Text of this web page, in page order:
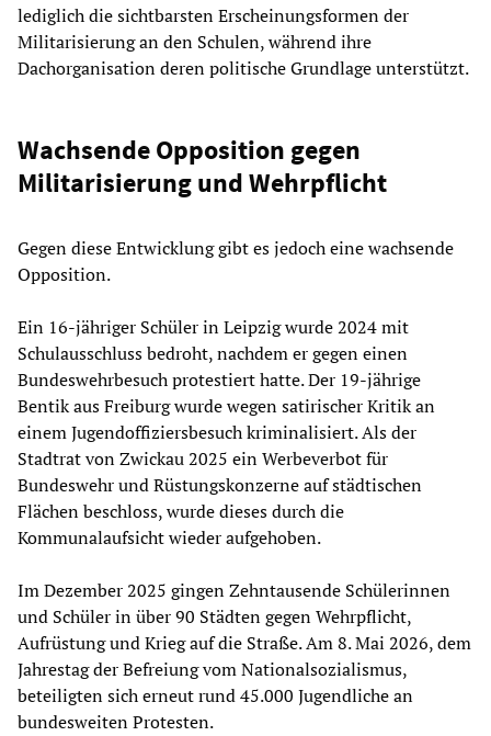
lediglich die sichtbarsten Erscheinungsformen der
Militarisierung an den Schulen, während ihre
Dachorganisation deren politische Grundlage unterstützt.
Wachsende Opposition gegen
Militarisierung und Wehrpflicht
Gegen diese Entwicklung gibt es jedoch eine wachsende
Opposition.
Ein 16-jähriger Schüler in Leipzig wurde 2024 mit
Schulausschluss bedroht, nachdem er gegen einen
Bundeswehrbesuch protestiert hatte. Der 19-jährige
Bentik aus Freiburg wurde wegen satirischer Kritik an
einem Jugendoffiziersbesuch kriminalisiert. Als der
Stadtrat von Zwickau 2025 ein Werbeverbot für
Bundeswehr und Rüstungskonzerne auf städtischen
Flächen beschloss, wurde dieses durch die
Kommunalaufsicht wieder aufgehoben.
Im Dezember 2025 gingen Zehntausende Schülerinnen
und Schüler in über 90 Städten gegen Wehrpflicht,
Aufrüstung und Krieg auf die Straße. Am 8. Mai 2026, dem
Jahrestag der Befreiung vom Nationalsozialismus,
beteiligten sich erneut rund 45.000 Jugendliche an
bundesweiten Protesten.